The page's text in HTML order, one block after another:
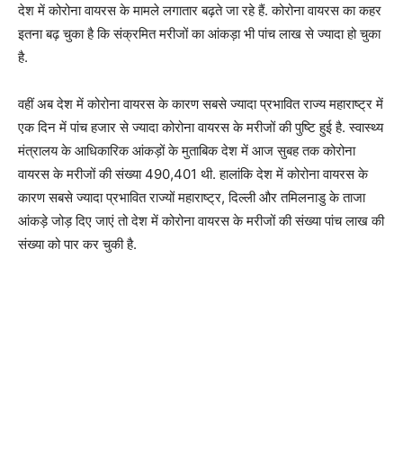
देश में कोरोना वायरस के मामले लगातार बढ़ते जा रहे हैं. कोरोना वायरस का कहर
इतना बढ़ चुका है कि संक्रमित मरीजों का आंकड़ा भी पांच लाख से ज्यादा हो चुका
है.
वहीं अब देश में कोरोना वायरस के कारण सबसे ज्यादा प्रभावित राज्य महाराष्ट्र में
एक दिन में पांच हजार से ज्यादा कोरोना वायरस के मरीजों की पुष्टि हुई है. स्वास्थ्य
मंत्रालय के आधिकारिक आंकड़ों के मुताबिक देश में आज सुबह तक कोरोना
वायरस के मरीजों की संख्या 490,401 थी. हालांकि देश में कोरोना वायरस के
कारण सबसे ज्यादा प्रभावित राज्यों महाराष्ट्र, दिल्ली और तमिलनाडु के ताजा
आंकड़े जोड़ दिए जाएं तो देश में कोरोना वायरस के मरीजों की संख्या पांच लाख की
संख्या को पार कर चुकी है.